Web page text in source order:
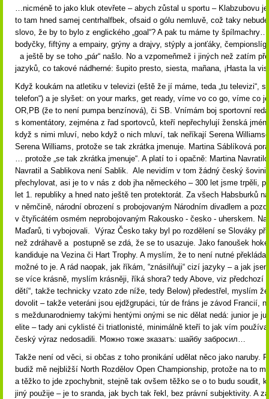
…nicméně to jako kluk otevřete – abych zůstal u sportu – Klabzubovu
to tam hned samej centrhalfbek, ofsaid o gólu nemluvě, což taky
slovo, že by to bylo z englického „goal“? A pak tu máme ty
bodyčky, fiftýny a empairy, grýny a drajvy, stýply a jonťáky,
a ještě by se toho „pár“ našlo. No a vzpomeňmež i jiných než zatím
jazyků, co takové nádherné: šupito presto, siesta, mañana, ¡Hasta la
Když koukám na atletiku v televizi (eště že jí máme, teda „tu televizi“,
telefon“) a je slyšet: on your marks, get ready, víme vo co go, víme co
OR,PB (že to není pumpa benzínová), či SB. Vnímám boj sportovní
s komentátory, zejména z řad sportovců, kteří nepřechylují ženská
když s nimi mluví, nebo když o nich mluví, tak neříkají Serena
Serena Williams, protože se tak zkrátka jmenuje. Martina Sáblíková
… protože „se tak zkrátka jmenuje“. A platí to i opačně: Martina
Navratil a Sablikova není Sablik. Ale nevidím v tom žádný český
přechylovat, asi je to v nás z dob jha německého – 300 let jsme trpěli,
let 1. republiky a hned nato ještě ten protektorát. Za všech Habsburků
v němčině, národní obrození s probojovaným Národním divadlem a
v čtyřicátém osmém neprobojovaným Rakousko - česko - uherskem.
Maďarů, ti vybojovali. Výraz Česko taky byl po rozdělení se Slováky
než zdráhavě a postupně se zdá, že se to usazuje. Jako fanoušek
kandiduje na Vezina či Hart Trophy. A myslím, že to není nutné
možné to je. A rád naopak, jak říkám, “znásilňuji“ cizí jazyky – a jak
se více krásně, myslím krásněji, říká shora? tedy Above, viz předchozí
dětí“, takže technicky vzato zde níže, tedy Below) předestřel, myslím
dovolit – takže veteráni jsou ejdžgrupáci, túr de fráns je závod Francií,
s meždunarodniemy takými hentými onými se nic dělat nedá: junior je
elite – tady ani cyklisté či triatlonisté, minimálně kteří to jak vím
český výraz nedosadili. Ϻожно тоже зказатъ: шайбу забросил…
Takže není od věci, si občas z toho pronikání udělat něco jako naruby.
budiž mě nejbližší North Rozdělov Open Championship, protože na to
a těžko to jde zpochybnit, stejně tak ovšem těžko se o to budu soudit,
jiný použije – je to sranda, jak bych tak řekl, bez právní subjektivity. A